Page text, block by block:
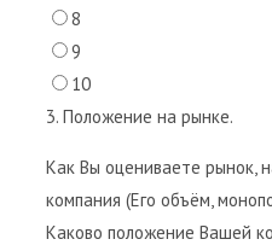
8
9
10
3. Положение на рынке.
Как Вы оцениваете рынок,
компания (Его объём,
Каково положение Вашей